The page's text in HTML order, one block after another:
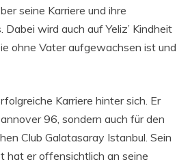
seine Karriere und ihre
Dabei wird auch auf Yeliz’ Kindheit
ohne Vater aufgewachsen ist und
Karriere hinter sich. Er
96, sondern auch für den
Club Galatasaray Istanbul. Sein
hat er offensichtlich an seine